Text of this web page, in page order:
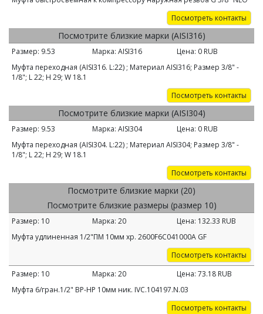
Посмотреть контакты
Посмотрите близкие марки (AISI316)
Размер: 9.53 Марка: AISI316 Цена: 0 RUB
Муфта переходная (AISI316. L:22) ; Материал AISI316; Размер 3/8" -
1/8"; L 22; H 29; W 18.1
Посмотреть контакты
Посмотрите близкие марки (AISI304)
Размер: 9.53 Марка: AISI304 Цена: 0 RUB
Муфта переходная (AISI304. L:22) ; Материал AISI304; Размер 3/8" -
1/8"; L 22; H 29; W 18.1
Посмотреть контакты
Посмотрите близкие марки (20)
Посмотрите близкие размеры (размер 10)
Размер: 10 Марка: 20 Цена: 132.33 RUB
Муфта удлиненная 1/2"ПМ 10мм хр. 2600F6C041000A GF
Посмотреть контакты
Размер: 10 Марка: 20 Цена: 73.18 RUB
Муфта 6/гран.1/2" ВР-НР 10мм ник. IVC.104197.N.03
Посмотреть контакты